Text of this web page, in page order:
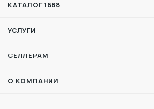
КАТАЛОГ 1688
УСЛУГИ
СЕЛЛЕРАМ
О КОМПАНИИ